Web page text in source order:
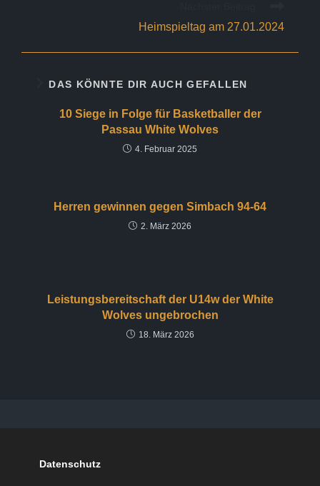
Heimspieltag am 27.01.2024
DAS KÖNNTE DIR AUCH GEFALLEN
10 Siege in Folge für Basketballer der
Passau White Wolves
4. Februar 2025
Herren gewinnen gegen Simbach 94-64
2. März 2026
Leistungsbereitschaft der U14w der White
Wolves ungebrochen
18. März 2026
Datenschutz